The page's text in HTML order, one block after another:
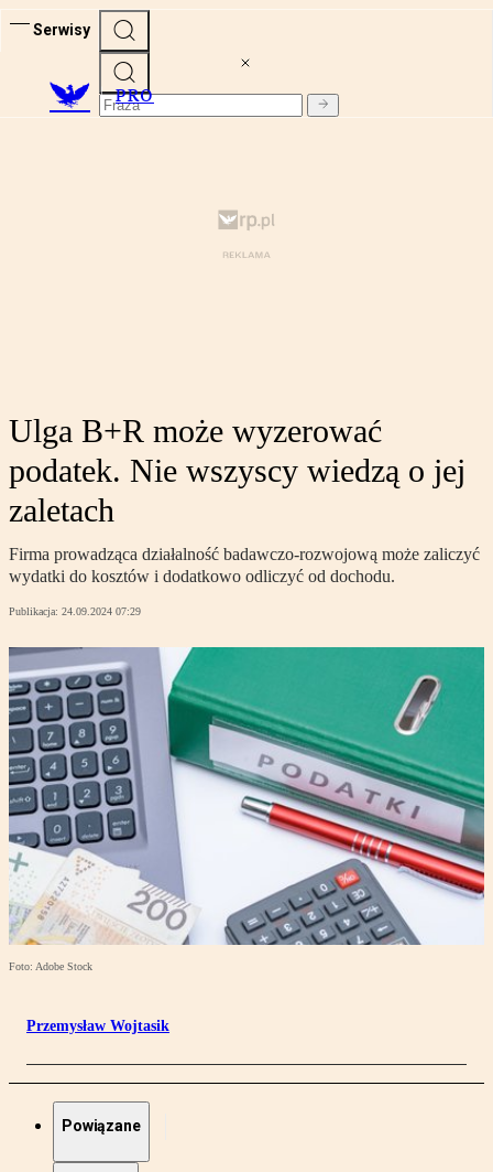
Serwisy
PRO
Ulga B+R może wyzerować
podatek. Nie wszyscy wiedzą o jej
zaletach
Firma prowadząca działalność badawczo-rozwojową może zaliczyć
wydatki do kosztów i dodatkowo odliczyć od dochodu.
Publikacja: 24.09.2024 07:29
Foto: Adobe Stock
Przemysław Wojtasik
Powiązane